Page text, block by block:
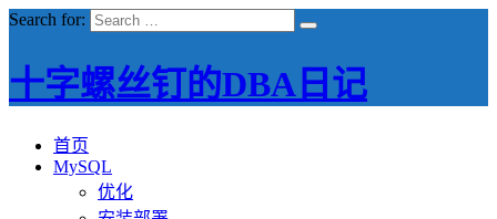
Search for:
十字螺丝钉的DBA日记
首页
MySQL
优化